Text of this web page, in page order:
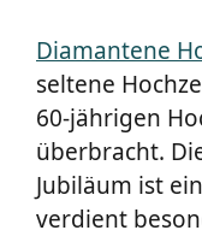
Diamantene
seltene
60-jährigen
überbracht.
Jubiläum ist
verdient